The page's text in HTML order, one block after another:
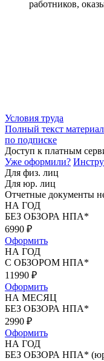
работников,
Условия труда
Полный текст
по подписке
Доступ к платным
Уже оформили?
Для физ. лиц
Для юр. лиц
Отчетные документы
НА ГОД
БЕЗ ОБЗОРА НПА*
6990 ₽
Оформить
НА ГОД
С ОБЗОРОМ НПА*
11990 ₽
Оформить
НА МЕСЯЦ
БЕЗ ОБЗОРА НПА*
2990 ₽
Оформить
НА ГОД
БЕЗ ОБЗОРА НПА*